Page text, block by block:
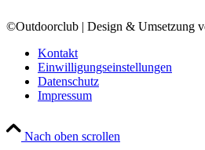
©Outdoorclub | Design & Umsetzung
Kontakt
Einwilligungseinstellungen
Datenschutz
Impressum
Nach oben scrollen